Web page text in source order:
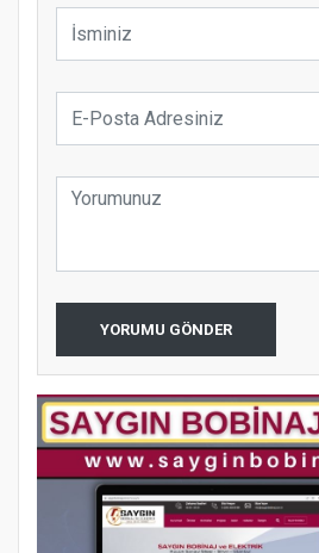
YORUMU GÖNDER